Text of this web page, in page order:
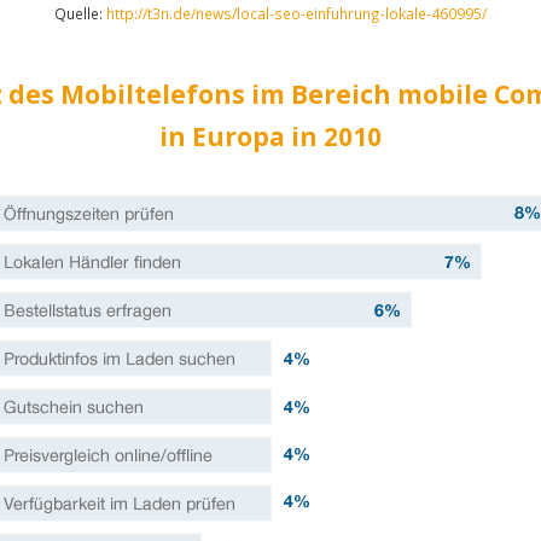
Quelle: http://t3n.de/news/local-seo-einfuhrung-lokale-460995/
des Mobiltelefons im Bereich mobile
in Europa in 2010